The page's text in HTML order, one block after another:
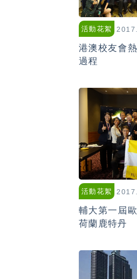
活動花絮
港澳校友會
過程
活動花絮
輔大第一屆
荷蘭鹿特丹